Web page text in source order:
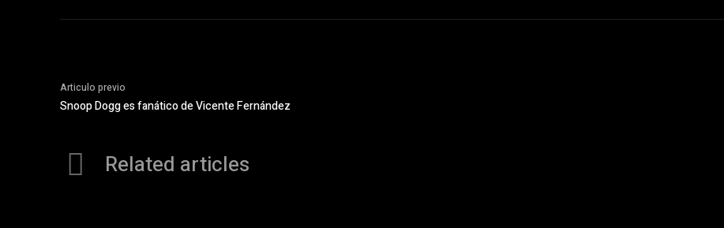
Articulo previo
Snoop Dogg es fanático de Vicente Fernández
Related articles